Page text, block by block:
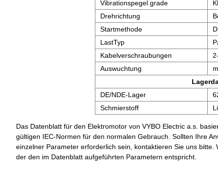
Vibrationspegel grade
Drehrichtung
Startmethode
LastTyp
Kabelverschraubungen
Auswuchtung
DE/NDE-Lager
Schmierstoff
Das Datenblatt für den Elektromotor von VYBO Electric a.s.
gültigen IEC-Normen für den normalen Gebrauch. Sollten Ihre
einzelner Parameter erforderlich sein, kontaktieren Sie uns
der den im Datenblatt aufgeführten Parametern entspricht.